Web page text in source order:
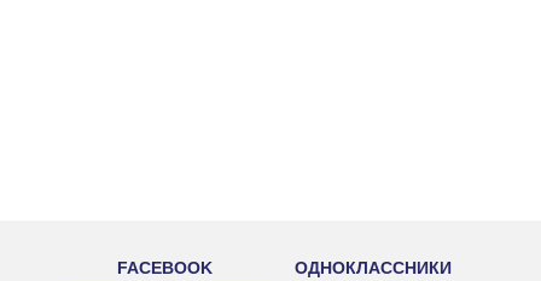
FACEBOOK ОДНОКЛАССНИКИ